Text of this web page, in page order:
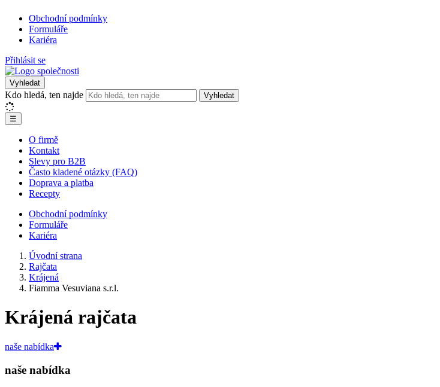
Obchodní podmínky
Formuláře
Kariéra
Přihlásit se
Vyhledat
Kdo hledá, ten najde Vyhledat
☰
O firmě
Kontakt
Slevy pro B2B
Často kladené otázky (FAQ)
Doprava a platba
Recepty
Obchodní podmínky
Formuláře
Kariéra
Úvodní strana
Rajčata
Krájená
Fiamma Vesuviana s.r.l.
Krájená rajčata
naše nabídka
naše nabídka